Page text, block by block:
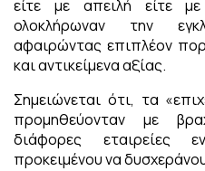
είτε με απειλή είτε
ολοκλήρωναν την
αφαιρώντας επιπλέον
και αντικείμενα αξίας.
Σημειώνεται ότι, τα
προμηθεύονταν με
διάφορες εταιρείες
προκειμένου να